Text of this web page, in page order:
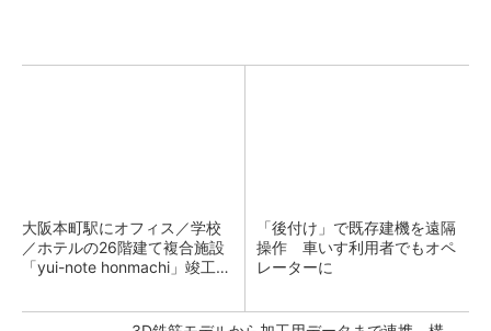
大阪本町駅にオフィス／学校
／ホテルの26階建て複合施設
「yui-note honmachi」竣工、
「後付け」で既存建機を遠隔
操作 車いす利用者でもオペ
レーターに